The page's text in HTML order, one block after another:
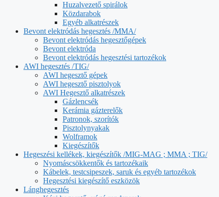
Huzalvezető spirálok
Közdarabok
Egyéb alkatrészek
Bevont elektródás hegesztés /MMA/
Bevont elektródás hegesztőgépek
Bevont elektróda
Bevont elektródás hegesztési tartozékok
AWI hegesztés /TIG/
AWI hegesztő gépek
AWI hegesztő pisztolyok
AWI Hegesztő alkatrészek
Gázlencsék
Kerámia gázterelők
Patronok, szorítók
Pisztolynyakak
Wolframok
Kiegészítők
Hegeszési kellékek, kiegészítők /MIG-MAG ; MMA ; TIG/
Nyomáscsökkentők és tartozékaik
Kábelek, testcsipeszek, saruk és egyéb tartozékok
Hegesztési kiegészítő eszközök
Lánghegesztés